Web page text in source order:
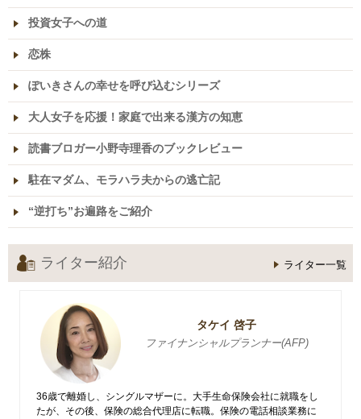
投資女子への道
恋株
ぽいきさんの幸せを呼び込むシリーズ
大人女子を応援！家庭で出来る漢方の知恵
読書ブロガー小野寺理香のブックレビュー
駐在マダム、モラハラ夫からの逃亡記
“逆打ち”お遍路をご紹介
ライター紹介 ライター一覧
タケイ 啓子
ファイナンシャルプランナー(AFP)
36歳で離婚し、シングルマザーに。大手生命保険会社に就職をし
たが、その後、保険の総合代理店に転職。保険の電話相談業務に